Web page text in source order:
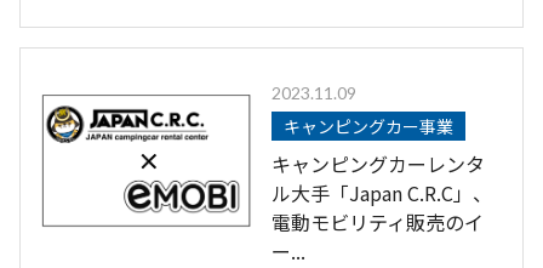
2023.11.09
キャンピングカー事業
キャンピングカーレンタ
ル大手「Japan C.R.C」、
電動モビリティ販売のイ
ー...